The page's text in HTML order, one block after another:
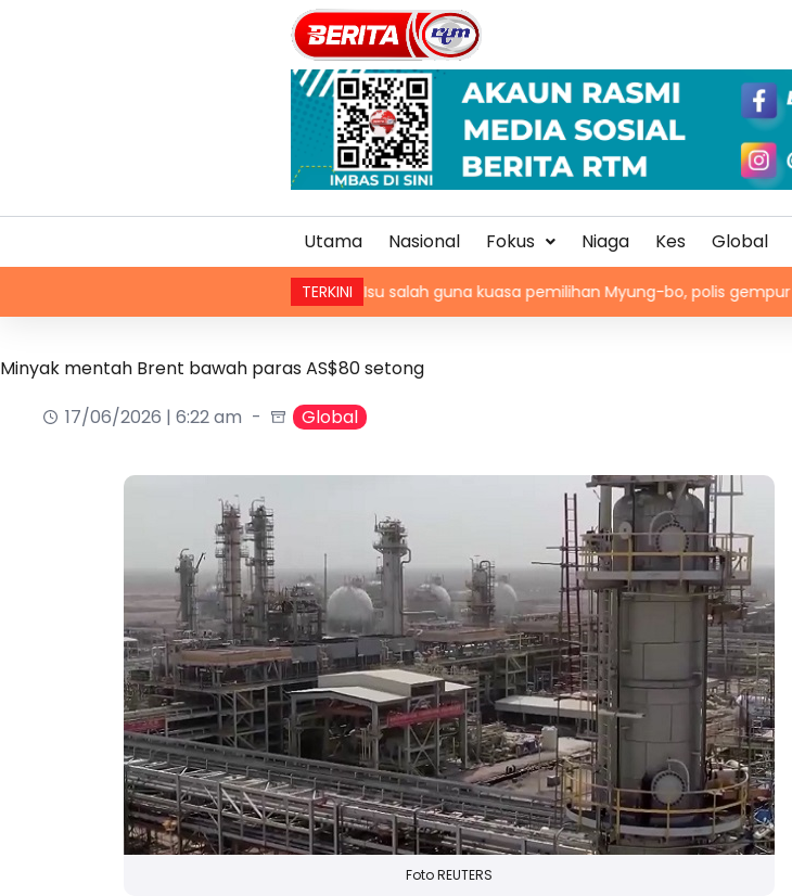
Utama Nasional Fokus Niaga Kes Global
TERKINI
Isu salah guna kuasa pemilihan Myung-bo, polis gempur pejabat KFA
Minyak mentah Brent bawah paras AS$80 setong
17/06/2026 | 6:22 am
Global
Foto REUTERS